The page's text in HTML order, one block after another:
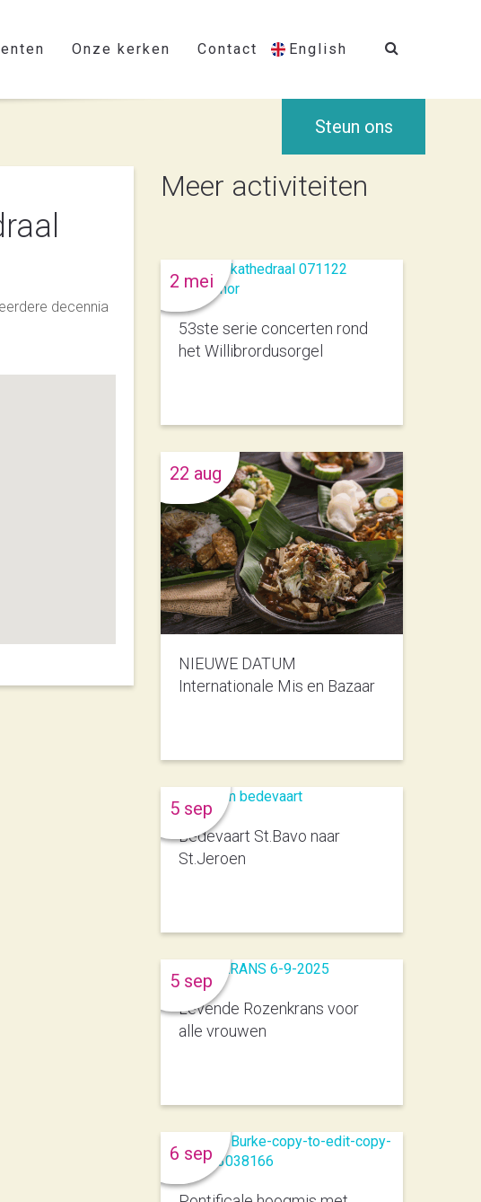
Onze kerken Contact English
Steun ons
decennia
Meer activiteiten
53ste serie concerten rond
het Willibrordusorgel
2 mei
NIEUWE DATUM
Internationale Mis en Bazaar
22 aug
Bedevaart St.Bavo naar
St.Jeroen
5 sep
Levende Rozenkrans voor
alle vrouwen
5 sep
6 sep